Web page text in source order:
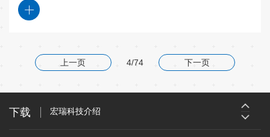
上一页 4/74 下一页
下载
宏瑞科技介绍
宏瑞科技介绍